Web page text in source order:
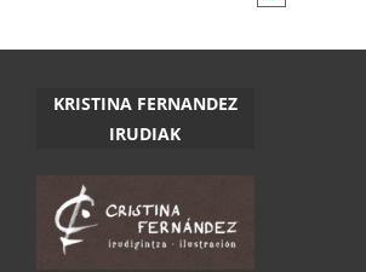
KRISTINA FERNANDEZ
IRUDIAK